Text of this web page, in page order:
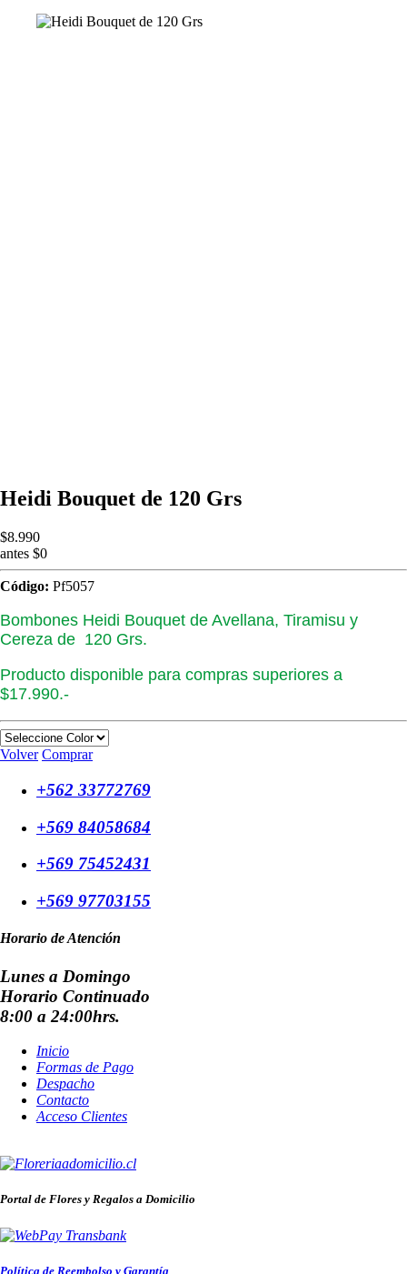
Heidi Bouquet de 120 Grs
$8.990
antes $0
Código: Pf5057
Bombones Heidi Bouquet de Avellana, Tiramisu y
Cereza de 120 Grs.
Producto disponible para compras superiores a
$17.990.-
Volver Comprar
+562 33772769
+569 84058684
+569 75452431
+569 97703155
Horario de Atención
Lunes a Domingo
Horario Continuado
8:00 a 24:00hrs.
Inicio
Formas de Pago
Despacho
Contacto
Acceso Clientes
Portal de Flores y Regalos a Domicilio
Política de Reembolso y Garantía